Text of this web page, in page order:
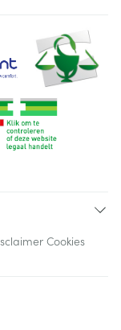
Cookies